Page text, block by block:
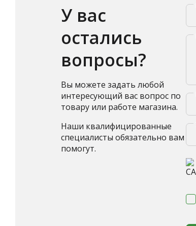
У вас
остались
вопросы?
Вы можете задать любой
интересующий вас вопрос по
товару или работе магазина.
Наши квалифицированные
специалисты обязательно вам
помогут.